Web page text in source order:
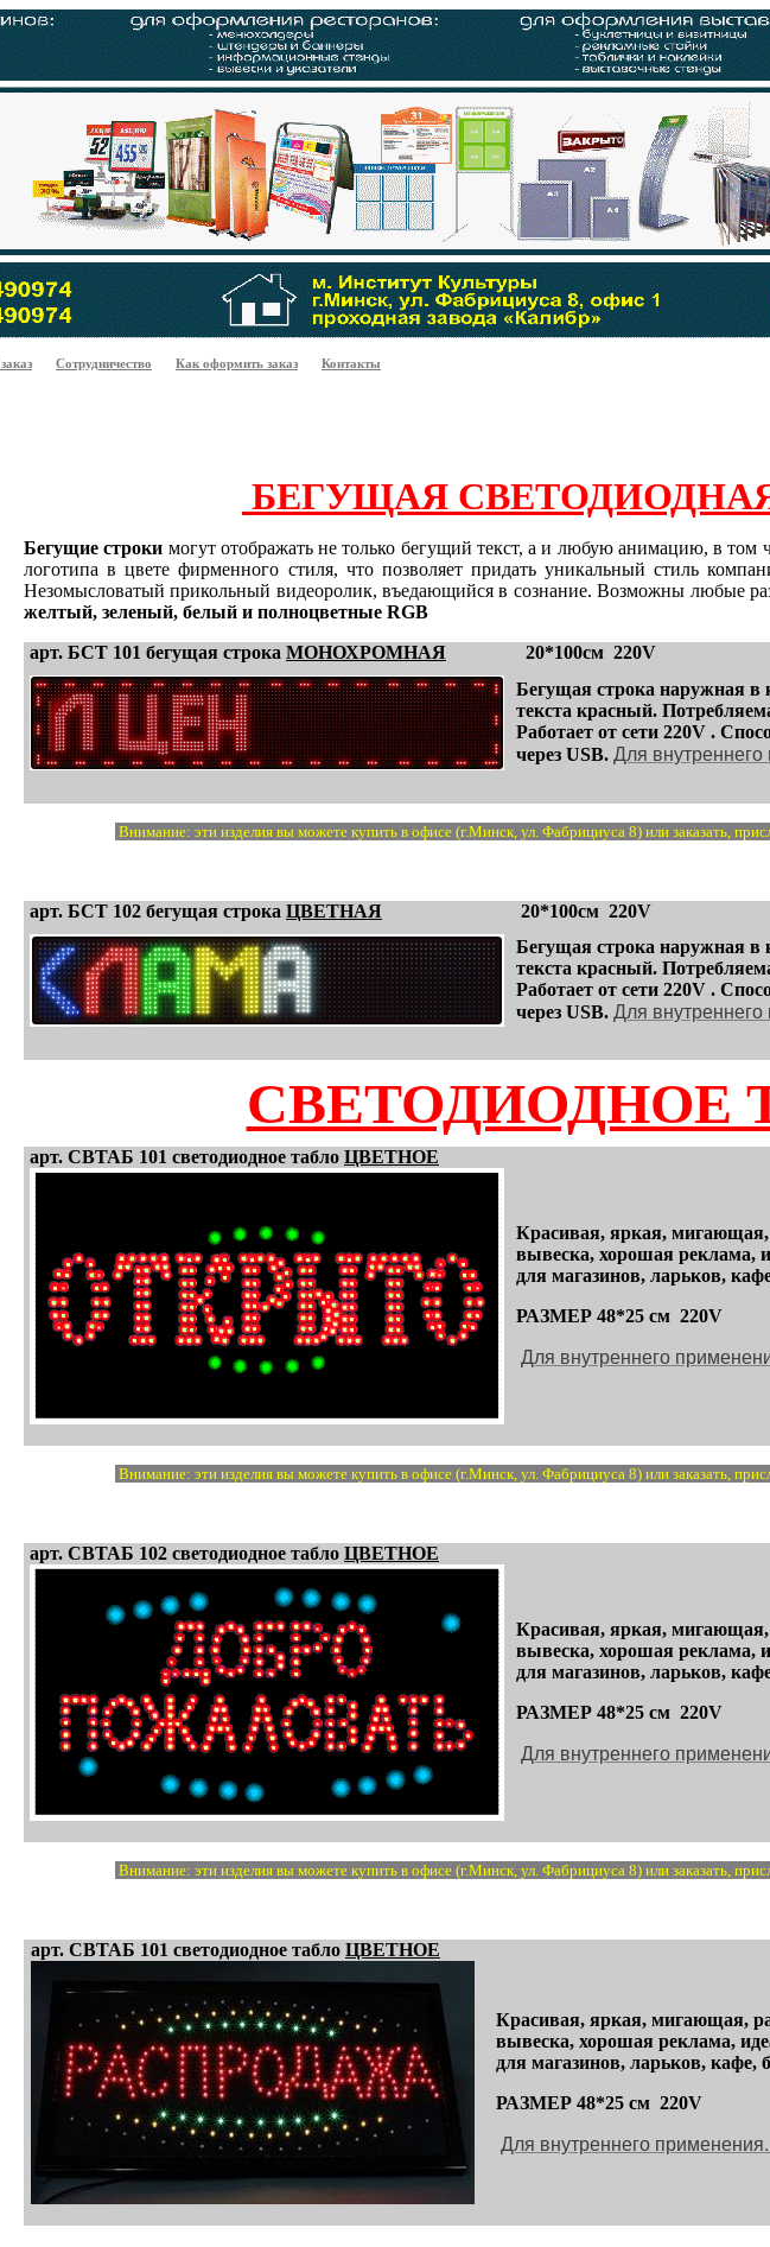
Сотрудничество Как оформить заказ Контакты
БЕГУЩАЯ
Бегущие строки могут отображать не только бегущий текст, а и любую анимацию, в
логотипа в цвете фирменного стиля, что позволяет придать уникальный стиль
Незомысловатый прикольный видеоролик, въедающийся в сознание. Возможны любые
желтый, зеленый, белый и полноцветные RGB
арт. БСТ 101 бегущая строка МОНОХРОМНАЯ
20*100см 220V
Бегущая строка наружная в
текста красный.
Работает от сети 220V .
через USB. Для
Внимание: эти изделия вы можете купить в офисе (г.Минск, ул. Фабрициуса 8) или заказать,
арт. БСТ 102 бегущая строка ЦВЕТНАЯ
20*100см 220V
Бегущая строка наружная в
текста красный.
Работает от сети 220V .
через USB. Для
СВЕТОДИОДНОЕ
арт. СВТАБ 101 светодиодное табло ЦВЕТНОЕ
Красивая, яркая, мигающая,
вывеска, хорошая реклама,
для магазинов, ларьков,
РАЗМЕР 48*25 см 220V
Для внутреннего
Внимание: эти изделия вы можете купить в офисе (г.Минск, ул. Фабрициуса 8) или заказать,
арт. СВТАБ 102 светодиодное табло ЦВЕТНОЕ
Красивая, яркая, мигающая,
вывеска, хорошая реклама,
для магазинов, ларьков,
РАЗМЕР 48*25 см 220V
Для внутреннего
Внимание: эти изделия вы можете купить в офисе (г.Минск, ул. Фабрициуса 8) или заказать,
арт. СВТАБ 101 светодиодное табло ЦВЕТНОЕ
Красивая, яркая, мигающая,
вывеска, хорошая реклама,
для магазинов, ларьков, кафе,
РАЗМЕР 48*25 см 220V
Для внутреннего применения.